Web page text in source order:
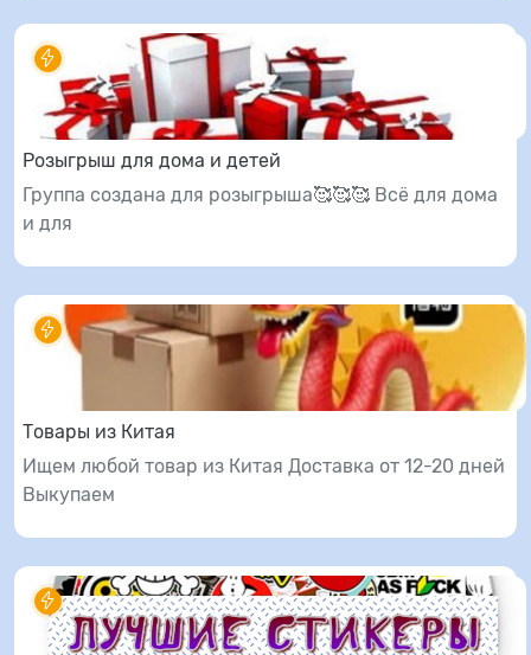
Розыгрыш для дома и детей
Группа создана для розыгрыша🥰🥰🥰 Всё для дома
и для
Товары из Китая
Ищем любой товар из Китая Доставка от 12-20 дней
Выкупаем